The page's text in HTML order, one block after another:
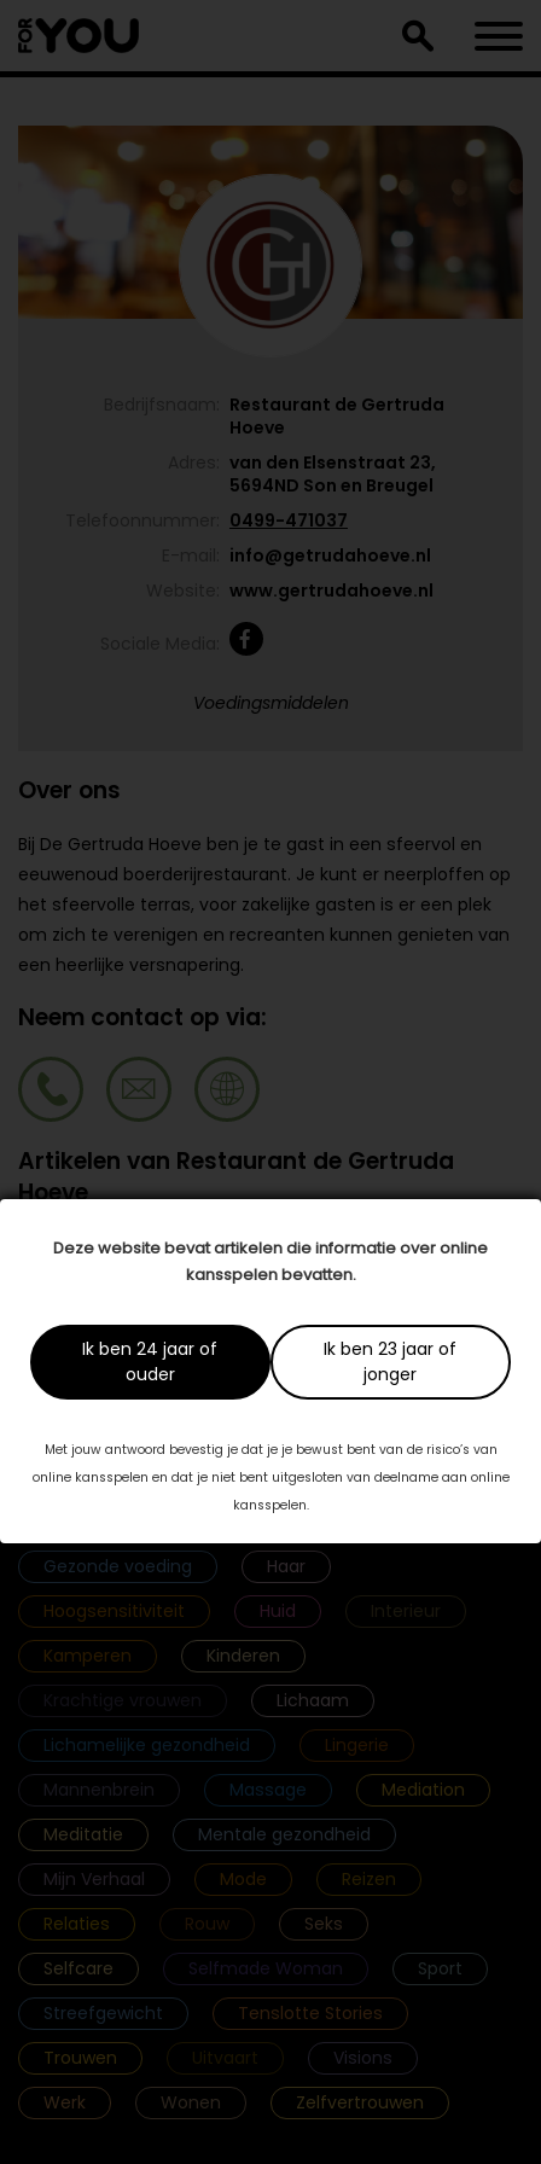
Deze website bevat artikelen die informatie over online
kansspelen bevatten.
Ik ben 24 jaar of
ouder
Ik ben 23 jaar of
jonger
Met jouw antwoord bevestig je dat je je bewust bent van de risico’s van
online kansspelen en dat je niet bent uitgesloten van deelname aan online
kansspelen.
naar
artikel
Restaurant de Gertruda
Hoeve
van den Elsenstraat 23,
5694ND Son en Breugel
0499-471037
info@getrudahoeve.nl
www.gertrudahoeve.nl
Voedingsmiddelen
Over ons
Bij De Gertruda Hoeve ben je te gast in een sfeervol en
eeuwenoud boerderijrestaurant. Je kunt er neerploffen op
het sfeervolle terras, voor zakelijke gasten is er een plek
om zich te verenigen en recreanten kunnen genieten van
een heerlijke versnapering.
Neem contact op via:
Artikelen van Restaurant de Gertruda
Hoeve
Ja, ik wil trouwen!
Je loopt met je partner door het bos. Het
Categorieën
Geld
Gezonde voeding
Haar
Hoogsensitiviteit
Huid
Interieur
Kamperen
Kinderen
Lichaam
Lichamelijke gezondheid
Lingerie
Mannenbrein
Massage
Mediation
Meditatie
Mentale gezondheid
Mijn Verhaal
Mode
Reizen
Relaties
Rouw
Seks
Selfcare
Selfmade Woman
Sport
Streefgewicht
Tenslotte Stories
Trouwen
Uitvaart
Visions
Werk
Wonen Zelfvertrouwen